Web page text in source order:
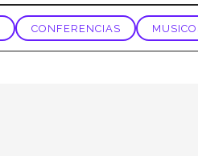
CONFERENCIAS